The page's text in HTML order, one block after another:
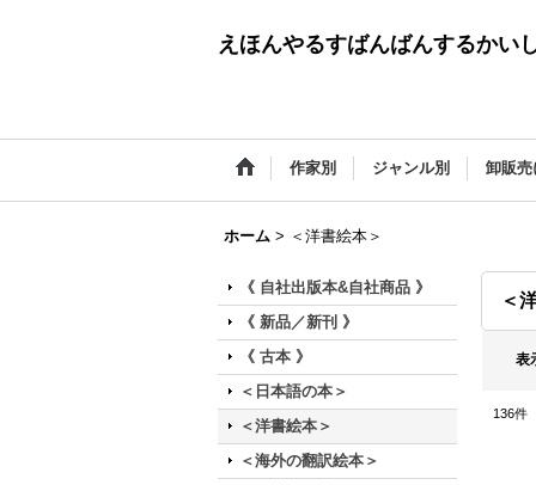
えほんやるすばんばんするかい
作家別 ジャンル別 卸販売
ホーム > ＜洋書絵本＞
《 自社出版本&自社商品 》
《 新品／新刊 》
《 古本 》
＜日本語の本＞
＜洋書絵本＞
＜海外の翻訳絵本＞
＜
表
136件